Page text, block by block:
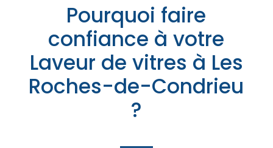
Pourquoi faire
confiance à votre
Laveur de vitres à Les
Roches-de-Condrieu
?